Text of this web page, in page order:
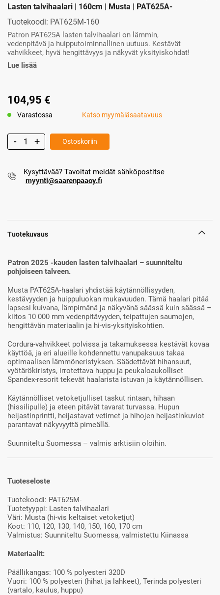
Lasten talvihaalari | 160cm | Musta | PAT625A-
Tuotekoodi: PAT625M-160
Patron PAT625A lasten talvihaalari on lämmin,
vedenpitävä ja huipputoiminnallinen uutuus. Kestävät
vahvikkeet, hyvä hengittävyys ja näkyvät yksityiskohdat!
Lue lisää
104,95 €
Varastossa Katso myymäläsaatavuus
Ostoskoriin
Kysyttävää? Tavoitat meidät sähköpostitse
myynti@saarenpaaoy.fi
Tuotekuvaus
Patron 2025 -kauden lasten talvihaalari – suunniteltu
pohjoiseen talveen.
Musta PAT625A-haalari yhdistää käytännöllisyyden,
kestävyyden ja huippuluokan mukavuuden. Tämä haalari pitää
lapsesi kuivana, lämpimänä ja näkyvänä säässä kuin säässä –
kiitos 10 000 mm vedenpitävyyden, teipattujen saumojen,
hengittävän materiaalin ja hi-vis-yksityiskohtien.
Cordura-vahvikkeet polvissa ja takamuksessa kestävät kovaa
käyttöä, ja eri alueille kohdennettu vanupaksuus takaa
optimaalisen lämmöneristyksen. Säädettävät hihansuut,
vyötärökiristys, irrotettava huppu ja peukaloaukolliset
Spandex-resorit tekevät haalarista istuvan ja käytännöllisen.
Käytännölliset vetoketjulliset taskut rintaan, hihaan
(hissilipulle) ja eteen pitävät tavarat turvassa. Hupun
heijastinprintti, heijastavat vetimet ja hihojen heijastinkuviot
parantavat näkyvyyttä pimeällä.
Suunniteltu Suomessa – valmis arktisiin oloihin.
Tuoteseloste
Tuotekoodi: PAT625M-
Tuotetyyppi: Lasten talvihaalari
Väri: Musta (hi-vis keltaiset vetoketjut)
Koot: 110, 120, 130, 140, 150, 160, 170 cm
Valmistus: Suunniteltu Suomessa, valmistettu Kiinassa
Materiaalit:
Päällikangas: 100 % polyesteri 320D
Vuori: 100 % polyesteri (hihat ja lahkeet), Terinda polyesteri
(vartalo, kaulus, huppu)